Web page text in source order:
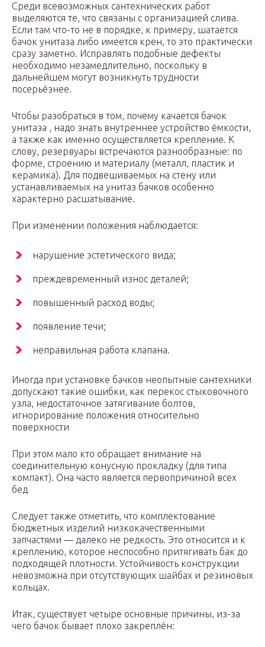
Среди всевозможных сантехнических работ
выделяются те, что связаны с организацией слива.
Если там что-то не в порядке, к примеру, шатается
бачок унитаза либо имеется крен, то это практически
сразу заметно. Исправлять подобные дефекты
необходимо незамедлительно, поскольку в
дальнейшем могут возникнуть трудности
посерьёзнее.
Чтобы разобраться в том, почему качается бачок
унитаза , надо знать внутреннее устройство ёмкости,
а также как именно осуществляется крепление. К
слову, резервуары встречаются разнообразные: по
форме, строению и материалу (металл, пластик и
керамика). Для подвешиваемых на стену или
устанавливаемых на унитаз бачков особенно
характерно расшатывание.
При изменении положения наблюдается:
нарушение эстетического вида;
преждевременный износ деталей;
повышенный расход воды;
появление течи;
неправильная работа клапана.
Иногда при установке бачков неопытные сантехники
допускают такие ошибки, как перекос стыковочного
узла, недостаточное затягивание болтов,
игнорирование положения относительно
поверхности
При этом мало кто обращает внимание на
соединительную конусную прокладку (для типа
компакт). Она часто является первопричиной всех
бед
Следует также отметить, что комплектование
бюджетных изделий низкокачественными
запчастями — далеко не редкость. Это относится и к
креплению, которое неспособно притягивать бак до
подходящей плотности. Устойчивость конструкции
невозможна при отсутствующих шайбах и резиновых
кольцах.
Итак, существует четыре основные причины, из-за
чего бачок бывает плохо закреплён: